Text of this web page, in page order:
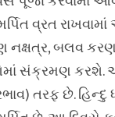
વ્રત
નક્ષત્ર, બલવ
સંક્રમણ કરશે.
તરફ છે. હિન્દુ